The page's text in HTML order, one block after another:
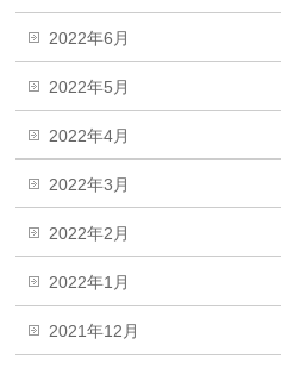
2022年6月
2022年5月
2022年4月
2022年3月
2022年2月
2022年1月
2021年12月